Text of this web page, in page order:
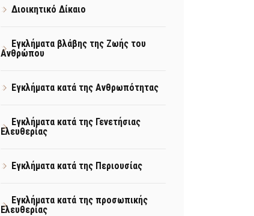
Διοικητικό Δίκαιο
Εγκλήματα βλάβης της Ζωής του
Ανθρώπου
Εγκλήματα κατά της Ανθρωπότητας
Εγκλήματα κατά της Γενετήσιας
Ελευθερίας
Εγκλήματα κατά της Περιουσίας
Εγκλήματα κατά της προσωπικής
Ελευθερίας